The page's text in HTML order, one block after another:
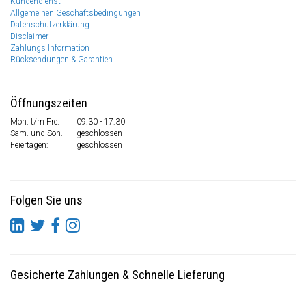
Allgemeinen Geschäftsbedingungen
Datenschutzerklärung
Disclaimer
Zahlungs Information
Rücksendungen & Garantien
Öffnungszeiten
Mon. t/m Fre.
09:30 - 17:30
Sam. und Son.
geschlossen
Feiertagen:
geschlossen
Folgen Sie uns
Gesicherte Zahlungen & Schnelle Lieferung